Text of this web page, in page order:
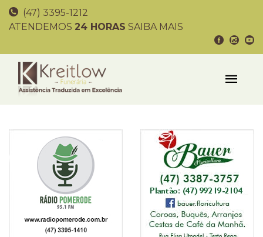
(47) 3395-1212
ATENDEMOS 24 HORAS SAIBA MAIS